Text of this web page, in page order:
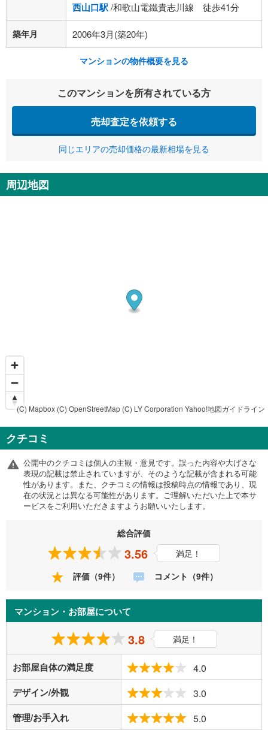
西山口駅/和歌山電鐵貴志川線 徒歩41分
築年月 2006年3月(築20年)
マンションの物件概要を見る
このマンションを所有されている方
売却査定を依頼する
同じエリアの売却価格の最新相場を見る
周辺地図
(C) Mapbox (C) OpenStreetMap (C) LY Corporation Yahoo!地図ガイドライン
クチコミ
公開中のクチコミは個人の主観・意見です。誤った内容や大げさな
表現の記載は禁止されていますが、そのような記載が含まれる可能
性があります。また、クチコミの情報は投稿時点の情報であり、現
在の状況とは異なる可能性があります。ご理解いただいた上で本サ
ービスをご利用いただきますようお願いいたします。
総合評価
3.56
満足！
評価（9件）
コメント（9件）
マンション・お部屋について
3.8 満足！
お部屋自体の満足度 4.0
デザイン/外観 3.0
管理/お手入れ 5.0